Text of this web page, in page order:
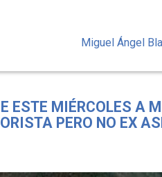
Miguel Ángel
ESTE MIÉRCOLES A
PERO NO EX